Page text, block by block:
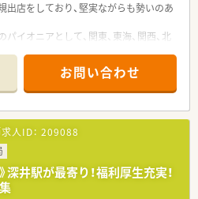
店をしており、堅実ながらも勢いのあ
イオニアとして、関東、東海、関西、北
があり、集合研修だけでなく任意で受
意されています
社外で活躍する従業員、将来経営幹部
師として様々な活躍ができるフィールド
土日休み・19時までの勤務）どちらか
医療モール・クリニック併設店舗」「敷
型店舗」など様々な店舗を運営してい
お問い合わせ
人ID： 209088
深井駅が最寄り！福利厚生充実！